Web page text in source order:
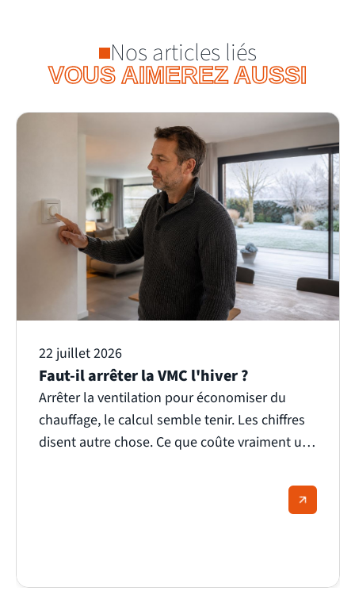
VOUS AIMEREZ AUSSI
Nos articles liés
22 juillet 2026
Faut-il arrêter la VMC l'hiver ?
Arrêter la ventilation pour économiser du
chauffage, le calcul semble tenir. Les chiffres
disent autre chose. Ce que coûte vraiment une
accumule en quelques semaines, et ce qui